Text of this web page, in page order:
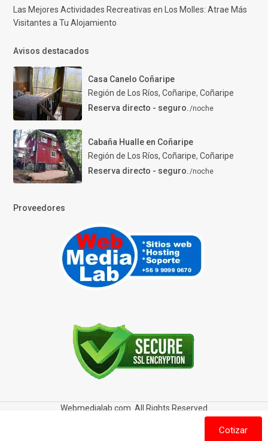
Las Mejores Actividades Recreativas en Los Molles: Atrae Más
Visitantes a Tu Alojamiento
Avisos destacados
Casa Canelo Coñaripe
Región de Los Ríos, Coñaripe, Coñaripe
Reserva directo - seguro./noche
Cabaña Hualle en Coñaripe
Región de Los Ríos, Coñaripe, Coñaripe
Reserva directo - seguro./noche
Proveedores
Webmedialab.com. All Rights Reserved
Política de privacidad
Política de Cookies
Cotizar